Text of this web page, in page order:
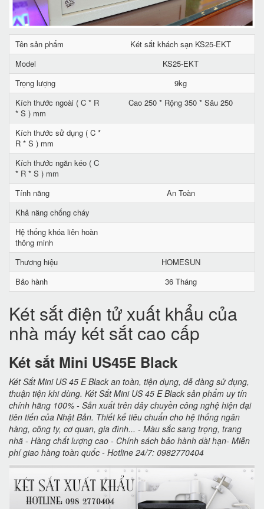
Tên sản phẩm
Két sắt khách sạn KS25-EKT
Model
KS25-EKT
Trọng lượng
9kg
Kích thước ngoài ( C * R
* S ) mm
Cao 250 * Rộng 350 * Sâu 250
Kích thước sử dụng ( C *
R * S ) mm
Kích thước ngăn kéo ( C
* R * S ) mm
Tính năng
An Toàn
Khả năng chống cháy
Hệ thống khóa liên hoàn
thông minh
Thương hiệu
HOMESUN
Bảo hành
36 Tháng
Két sắt điện tử xuất khẩu của
nhà máy két sắt cao cấp
Két sắt Mini US45E Black
Két Sắt Mini US 45 E Black an toàn, tiện dụng, dễ dàng sử dụng,
thuận tiện khi dùng. Két Sắt Mini US 45 E Black sản phẩm uy tín
chính hãng 100% - Sản xuất trên dây chuyền công nghệ hiện đại
tiên tiến của Nhật Bản. Thiết kế tiêu chuẩn cho hệ thống ngân
hàng, công ty, cơ quan, gia đình... - Màu sắc sang trọng, trang
nhã - Hàng chất lượng cao - Chính sách bảo hành dài hạn- Miễn
phí giao hàng toàn quốc - Hotline 24/7: 0982770404